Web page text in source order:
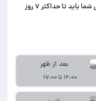
در‌ نظر داشته باشید اولین جلسه آموزشی شما باید تا حداکثر ۷ روز
بعد از ظهر
۱۲:۰۰ تا ۱۷:۰۰